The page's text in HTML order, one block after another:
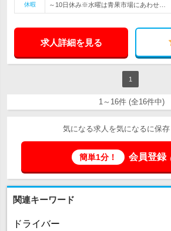
休暇
～10日休み※水曜は青果市場にあわせ…
求人詳細を見る
1
1～16件 (全16件中)
気になる求人を気になるに保存
簡単1分！ 会員登録
関連キーワード
ドライバー